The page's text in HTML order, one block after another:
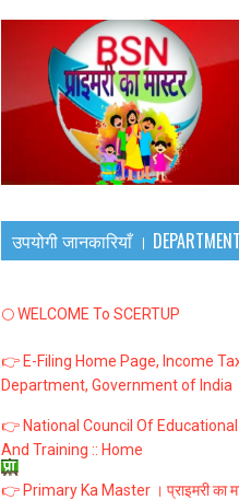
उपयोगी जानकारियाँ ।
🌕 WELCOME To SCERTUP
👉 E-Filing Home Page, Income
Department, Government of India
👉 National Council Of
And Training :: Home
👉 Primary Ka Master । प्राइमरी का